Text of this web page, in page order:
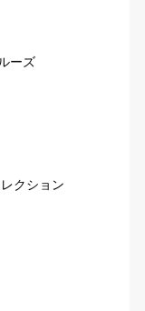
ーズ
クション